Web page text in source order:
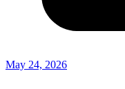
May 24, 2026